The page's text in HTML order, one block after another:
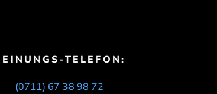
TELEFON:
(0711) 67 38 98 72